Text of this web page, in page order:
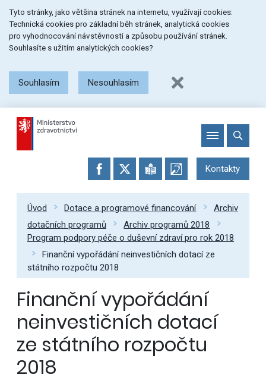
na
menu
na
obsah
na
patičku
stránky
Tyto stránky, jako většina stránek na internetu, využívají cookies:
Technická cookies pro základní běh stránek, analytická cookies
pro vyhodnocování návstěvnosti a způsobu používání stránek.
Souhlasíte s užitím analytických cookies?
Souhlasím Nesouhlasím
Kontakty
Úvod Dotace a programové financování
Archiv
dotačních programů
Archiv programů 2018
Program podpory péče o duševní zdraví pro rok 2018
Finanční vypořádání neinvestičních dotací ze
státního rozpočtu 2018
Finanční vypořádání
neinvestičních dotací
ze státního rozpočtu
2018